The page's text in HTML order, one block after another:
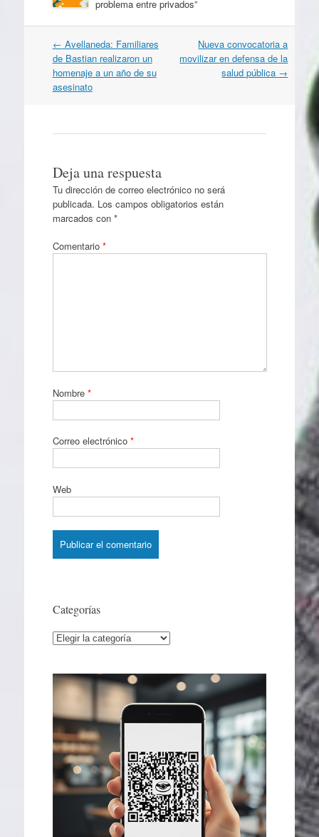
problema entre privados”
Navegación
por
artículos
← Avellaneda: Familiares
de Bastian realizaron un
homenaje a un año de su
asesinato
Nueva convocatoria a
movilizar en defensa de la
salud pública →
Deja una respuesta
Tu dirección de correo electrónico no será
publicada. Los campos obligatorios están
marcados con *
Comentario *
Nombre *
Correo electrónico *
Web
Categorías
Categorías